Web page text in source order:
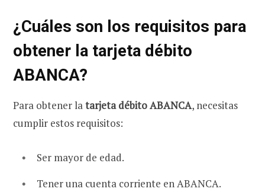
¿Cuáles son los requisitos para
obtener la tarjeta débito
ABANCA?
Para obtener latarjeta débito ABANCA, necesitas
cumplir estos requisitos:
Ser mayor de edad.
Tener una cuenta corriente en ABANCA.